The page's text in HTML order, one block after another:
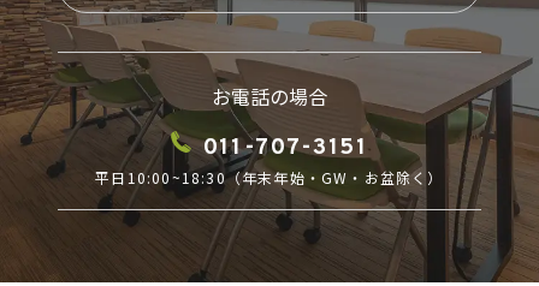
お電話の場合
011-707-3151
平日10:00~18:30（年末年始・GW・お盆除く）